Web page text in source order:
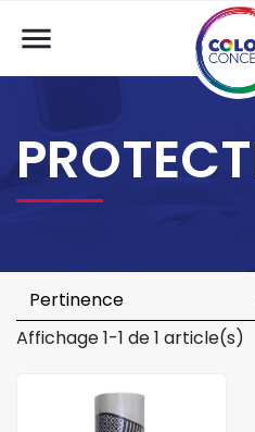

Affichage 1-1 de 1 article(s)